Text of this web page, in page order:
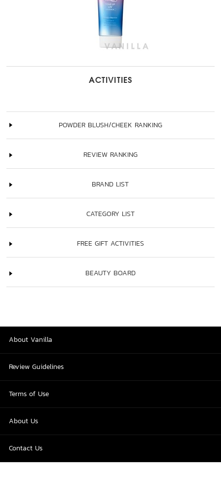
ACTIVITIES
POWDER BLUSH/CHEEK RANKING
REVIEW RANKING
BRAND LIST
CATEGORY LIST
FREE GIFT ACTIVITIES
BEAUTY BOARD
About Vanilla
Review Guidelines
Terms of Use
About Us
Contact Us